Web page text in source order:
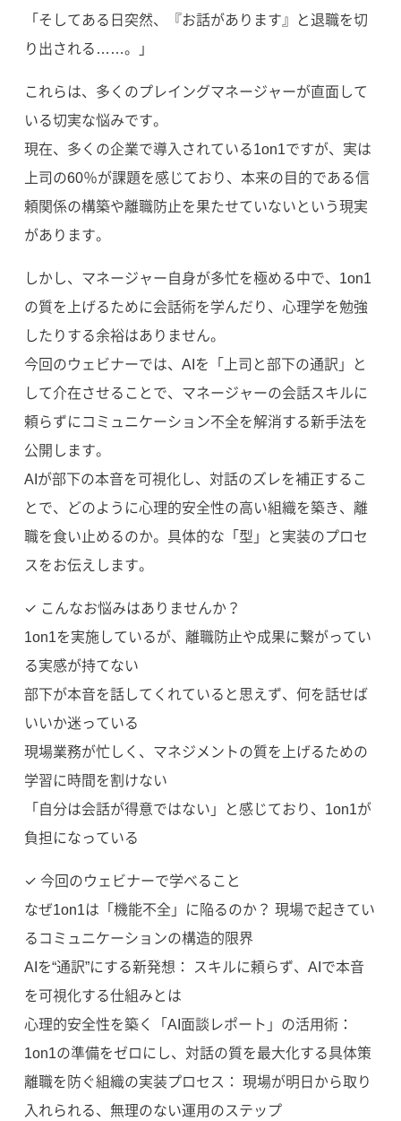
「そしてある日突然、『お話があります』と退職を切
り出される……。」
これらは、多くのプレイングマネージャーが直面して
いる切実な悩みです。
現在、多くの企業で導入されている1on1ですが、実は
上司の60％が課題を感じており、本来の目的である信
頼関係の構築や離職防止を果たせていないという現実
があります。
しかし、マネージャー自身が多忙を極める中で、1on1
の質を上げるために会話術を学んだり、心理学を勉強
したりする余裕はありません。
今回のウェビナーでは、AIを「上司と部下の通訳」と
して介在させることで、マネージャーの会話スキルに
頼らずにコミュニケーション不全を解消する新手法を
公開します。
AIが部下の本音を可視化し、対話のズレを補正するこ
とで、どのように心理的安全性の高い組織を築き、離
職を食い止めるのか。具体的な「型」と実装のプロセ
スをお伝えします。
✓ こんなお悩みはありませんか？
1on1を実施しているが、離職防止や成果に繋がってい
る実感が持てない
部下が本音を話してくれていると思えず、何を話せば
いいか迷っている
現場業務が忙しく、マネジメントの質を上げるための
学習に時間を割けない
「自分は会話が得意ではない」と感じており、1on1が
負担になっている
✓ 今回のウェビナーで学べること
なぜ1on1は「機能不全」に陥るのか？ 現場で起きてい
るコミュニケーションの構造的限界
AIを“通訳”にする新発想： スキルに頼らず、AIで本音
を可視化する仕組みとは
心理的安全性を築く「AI面談レポート」の活用術：
1on1の準備をゼロにし、対話の質を最大化する具体策
離職を防ぐ組織の実装プロセス： 現場が明日から取り
入れられる、無理のない運用のステップ